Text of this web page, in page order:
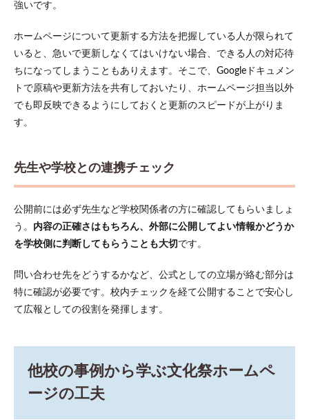
強いです。
ホームページについて更新する方法を把握している人が限られて
いると、急いで更新しなくてはいけない場合、できる人の対応待
ちになってしまうこともありえます。そこで、Googleドキュメン
トで原稿や更新方法を共有しておいたり、ホームページ担当以外
でも即反映できるようにしておくと更新のスピードが上がりま
す。
先生や学校との連携チェック
公開前には必ず先生など学校関係者の方に確認してもらいましょ
う。
内容の正確さはもちろん、外部に公開してよい情報かどうか
を学校側に判断してもらうことも大切 です。
問い合わせ先をどうするかなど、公式としての立場が絡む部分は
特に確認が必要です。校内チェックを経て公開することで安心し
て広報としての役割を発揮します。
他校の事例から学ぶ文化祭ホームペ
ージの工夫